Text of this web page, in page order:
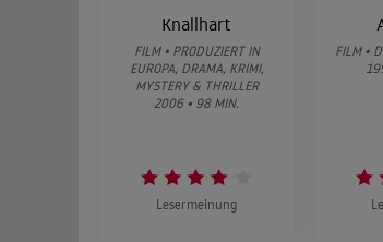
Knallhart
FILM • PRODUZIERT IN
EUROPA, DRAMA, KRIMI,
MYSTERY & THRILLER
2006 • 98 MIN.
Lesermeinung
FILM •